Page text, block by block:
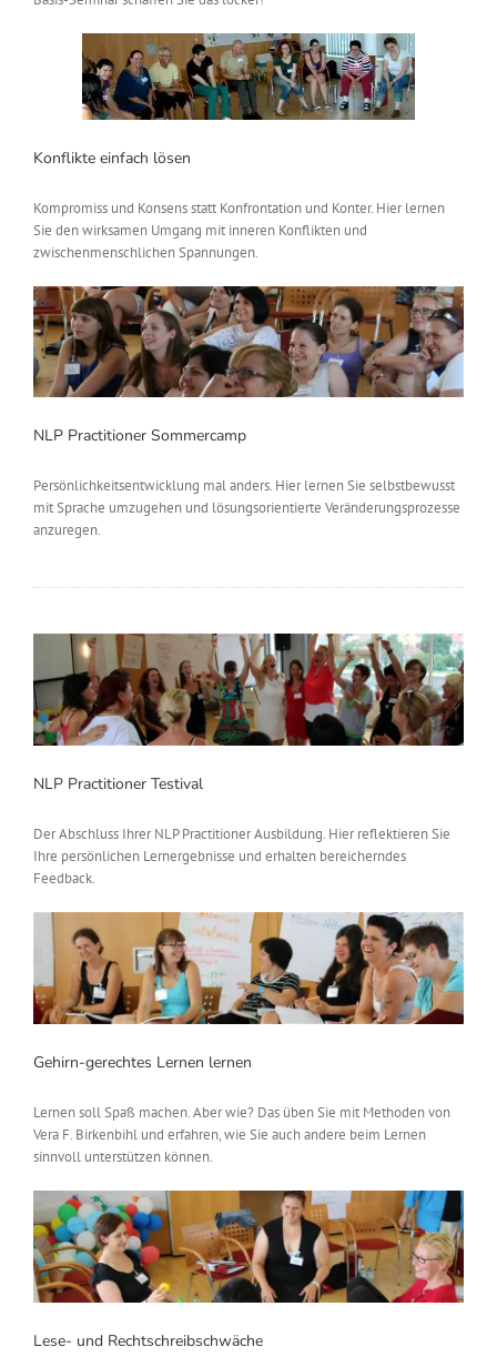
Konflikte einfach lösen
Kompromiss und Konsens statt Konfrontation und Konter. Hier lernen
Sie den wirksamen Umgang mit inneren Konflikten und
zwischenmenschlichen Spannungen.
NLP Practitioner Sommercamp
Persönlichkeitsentwicklung mal anders. Hier lernen Sie selbstbewusst
mit Sprache umzugehen und lösungsorientierte Veränderungsprozesse
anzuregen.
NLP Practitioner Testival
Der Abschluss Ihrer NLP Practitioner Ausbildung. Hier reflektieren Sie
Ihre persönlichen Lernergebnisse und erhalten bereicherndes
Feedback.
Gehirn-gerechtes Lernen lernen
Lernen soll Spaß machen. Aber wie? Das üben Sie mit Methoden von
Vera F. Birkenbihl und erfahren, wie Sie auch andere beim Lernen
sinnvoll unterstützen können.
Lese- und Rechtschreibschwäche